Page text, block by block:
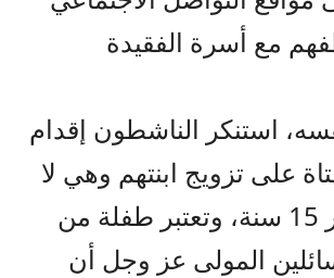
مع أسرة الفقيدة
استنكر الناشطون إقدام
على تزويج ابنتهم وهي لا
تزال في عمر 15 سنة، وتعتبر طفلة من
المولى عز وجل أن